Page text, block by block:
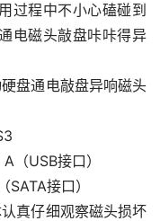
过程中不小心磕碰到
电磁头敲盘咔咔得异
盘通电敲盘异响磁头
USB接口）
接口）
真仔细观察磁头损坏